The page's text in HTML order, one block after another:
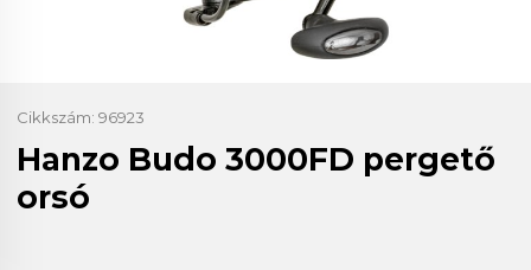
Cikkszám: 96923
Hanzo Budo 3000FD pergető
orsó